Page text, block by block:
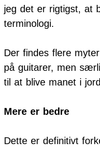
jeg det er rigtigst, at
terminologi.
Der findes flere
på guitarer, men
til at blive manet i
Mere er bedre
Dette er definitivt